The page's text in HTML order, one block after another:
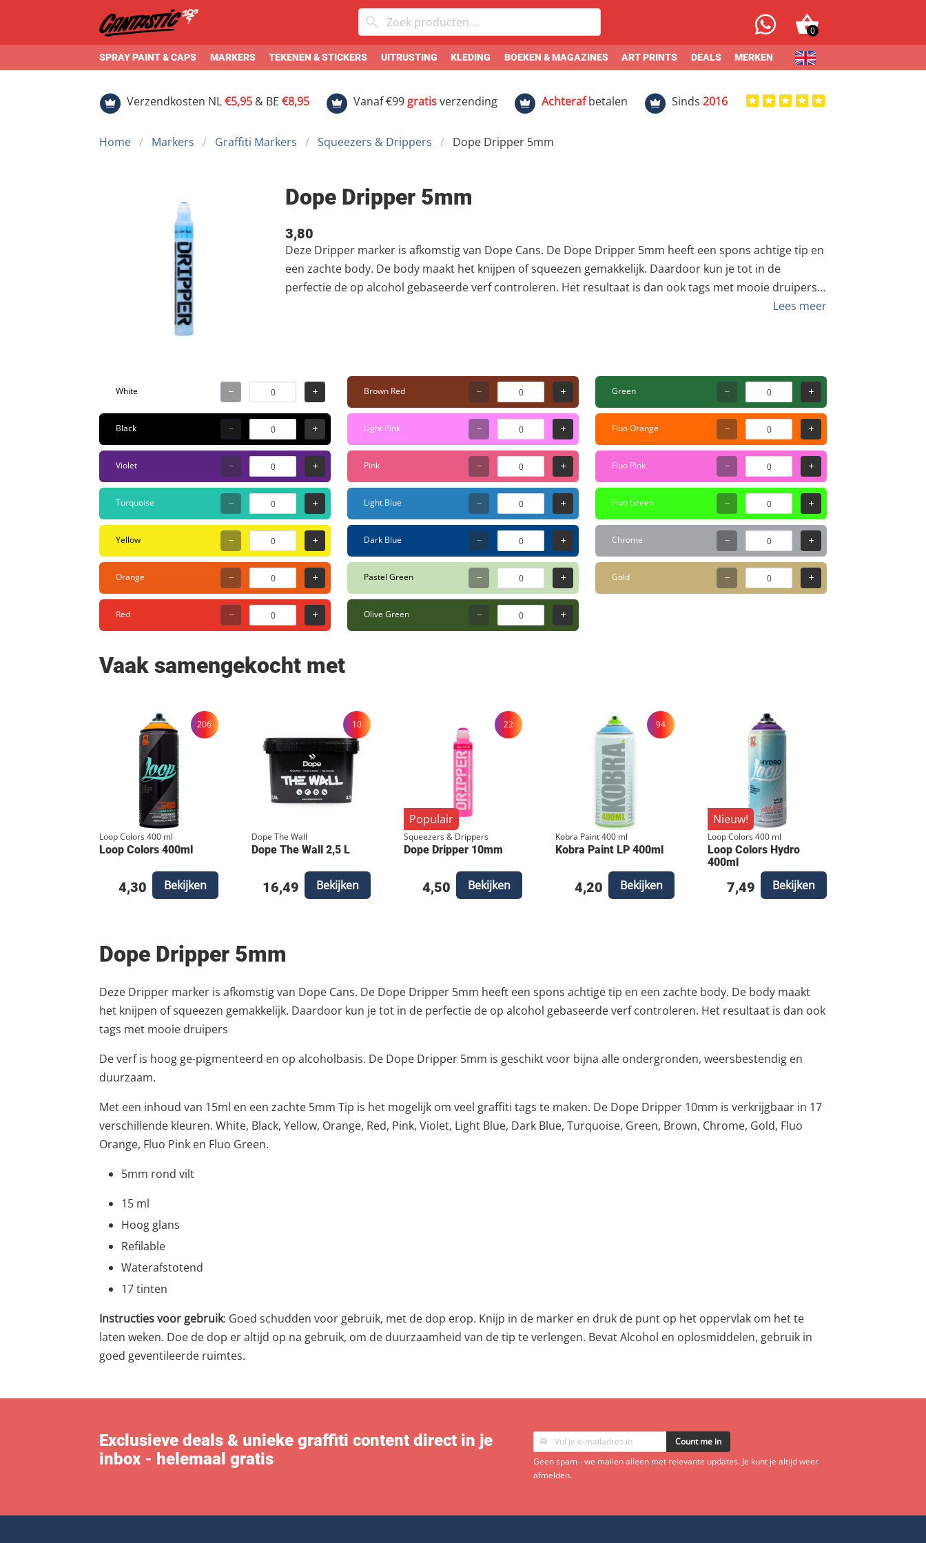
0
SPRAY PAINT & CAPS MARKERS TEKENEN & STICKERS UITRUSTING KLEDING BOEKEN & MAGAZINES ART PRINTS DEALS MERKEN
Verzendkosten NL€5,95 & BE €8,95 Vanaf €99 gratisverzending Achterafbetalen Sinds 2016
Home Markers Graffiti Markers Squeezers & Drippers Dope Dripper 5mm
Dope Dripper 5mm
3,80
Deze Dripper marker is afkomstig van Dope Cans. De Dope Dripper 5mm heeft een spons achtige tip en
een zachte body. De body maakt het knijpen of squeezen gemakkelijk. Daardoor kun je tot in de
perfectie de op alcohol gebaseerde verf controleren. Het resultaat is dan ook tags met mooie druipers
De verf is hoog ge-pigmenteerd en op alcoholbasis. De Dope Dripper 5mm is geschikt voor bijna alle
Chrome, Gold, Fluo Orange, Fluo Pink en Fluo Green. 5mm rond vilt 15 ml Hoog glans Refilable
Waterafstotend 17 tinten Instructies voor gebruik : Goed schudden voor gebruik, met de dop erop.
Knijp in de marker en druk de punt op het oppervlak om het te laten weken. Doe de dop er altijd op na
gebruik, om de duurzaamheid van de tip te verlengen. Bevat Alcohol en oplosmiddelen, gebruik in goed
geventileerde ruimtes.
Lees meer
White
Black
Violet
Turquoise
Yellow
Orange
Red
Brown Red
Light Pink
Pink
Light Blue
Dark Blue
Pastel Green
Olive Green
Green
Fluo Orange
Fluo Pink
Fluo Green
Chrome
Gold
Vaak samengekocht met
206
Loop Colors 400 ml
Loop Colors 400ml
4,30 Bekijken
10
Dope The Wall
Dope The Wall 2,5 L
16,49 Bekijken
Populair
22
Squeezers & Drippers
Dope Dripper 10mm
4,50 Bekijken
94
Kobra Paint 400 ml
Kobra Paint LP 400ml
4,20 Bekijken
Nieuw!
Loop Colors 400 ml
Loop Colors Hydro
400ml
7,49 Bekijken
Dope Dripper 5mm
Deze Dripper marker is afkomstig van Dope Cans. De Dope Dripper 5mm heeft een spons achtige tip en een zachte body. De body maakt
het knijpen of squeezen gemakkelijk. Daardoor kun je tot in de perfectie de op alcohol gebaseerde verf controleren. Het resultaat is dan ook
tags met mooie druipers
De verf is hoog ge-pigmenteerd en op alcoholbasis. De Dope Dripper 5mm is geschikt voor bijna alle ondergronden, weersbestendig en
duurzaam.
Met een inhoud van 15ml en een zachte 5mm Tip is het mogelijk om veel graffiti tags te maken. De Dope Dripper 10mm is verkrijgbaar in 17
verschillende kleuren. White, Black, Yellow, Orange, Red, Pink, Violet, Light Blue, Dark Blue, Turquoise, Green, Brown, Chrome, Gold, Fluo
Orange, Fluo Pink en Fluo Green.
5mm rond vilt
15 ml
Hoog glans
Refilable
Waterafstotend
17 tinten
Instructies voor gebruik: Goed schudden voor gebruik, met de dop erop. Knijp in de marker en druk de punt op het oppervlak om het te
laten weken. Doe de dop er altijd op na gebruik, om de duurzaamheid van de tip te verlengen. Bevat Alcohol en oplosmiddelen, gebruik in
goed geventileerde ruimtes.
Exclusieve deals & unieke graffiti content direct in je
inbox - helemaal gratis
Count me in
Geen spam - we mailen alleen met relevante updates. Je kunt je altijd weer
afmelden.